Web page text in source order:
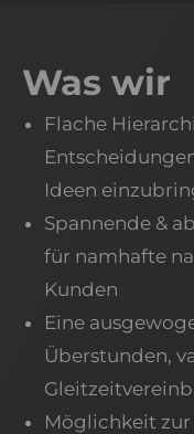
Was wir
Flache
Ideen
Spannende &
für namhafte
Kunden
Eine
Überstunden,
Möglichkeit